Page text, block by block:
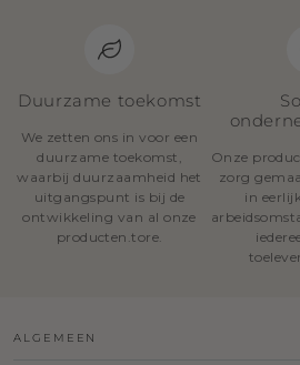
Duurzame toekomst
We zetten ons in voor een
duurzame toekomst,
waarbij duurzaamheid het
uitgangspunt is bij de
ontwikkeling van al onze
producten.tore.
Onze
zorg
in
ALGEMEEN